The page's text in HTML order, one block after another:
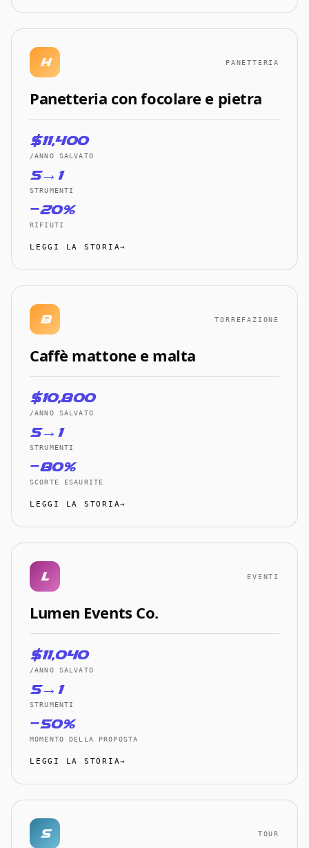
H PANETTERIA
Panetteria con focolare e pietra
$11,400
/ANNO SALVATO
5→1
STRUMENTI
−20%
RIFIUTI
LEGGI LA STORIA→
B TORREFAZIONE
Caffè mattone e malta
$10,800
/ANNO SALVATO
5→1
STRUMENTI
−80%
SCORTE ESAURITE
LEGGI LA STORIA→
l EVENTI
Lumen Events Co.
$11,040
/ANNO SALVATO
5→1
STRUMENTI
−50%
MOMENTO DELLA PROPOSTA
LEGGI LA STORIA→
S TOUR